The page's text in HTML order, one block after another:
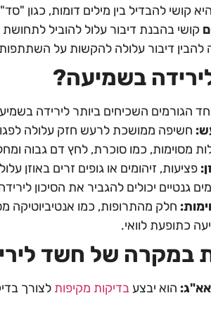
קושי להבדיל בין מילים דומות, כגון
קושי בהבנת דיבור עלול להוביל
להבין דיבור עלולה להקשות על
בשמיעה?
הגורמים השכיחים ביותר לירידה
: חשיפה ממושכת לרעש חזק עלולה
מסוימות, כמו סוכרת, לחץ דם גבוה
: פציעות, זיהומים או גופים זרים באוזן
גנטיים יכולים להגביר את הסיכון
: חלק מהתרופות, כמו אנטיביוטיקה
כתופעת לוואי.
במקרה של חשד
: הוא יבצע בדיקות מקיפות לצורך